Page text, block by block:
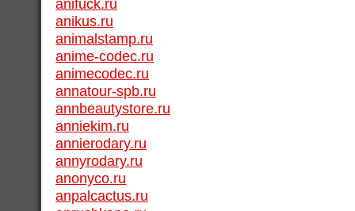
anifuck.ru
anikus.ru
animalstamp.ru
anime-codec.ru
animecodec.ru
annatour-spb.ru
annbeautystore.ru
anniekim.ru
annierodary.ru
annyrodary.ru
anonyco.ru
anpalcactus.ru